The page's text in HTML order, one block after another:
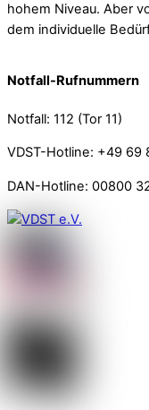
hohem Niveau. Aber
dem individuelle
Notfall-Rufnummern
Notfall: 112 (Tor 11)
VDST-Hotline: +49 69
DAN-Hotline: 00800